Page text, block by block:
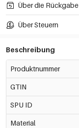
Über die Rückgabe
Über Steuern
Beschreibung
Produktnummer
GTIN
SPU ID
Material